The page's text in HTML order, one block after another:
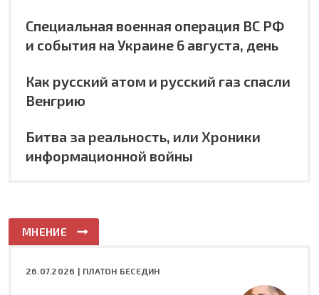
Специальная военная операция ВС РФ
и события на Украине 6 августа, день
Как русский атом и русский газ спасли
Венгрию
Битва за реальность, или Хроники
информационной войны
МНЕНИЕ
26.07.2026 | ПЛАТОН БЕСЕДИН